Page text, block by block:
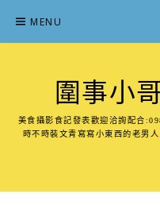
content
MENU
圍事小
美食攝影食記發表歡迎洽詢配合
時不時裝文青寫寫小東西的老男